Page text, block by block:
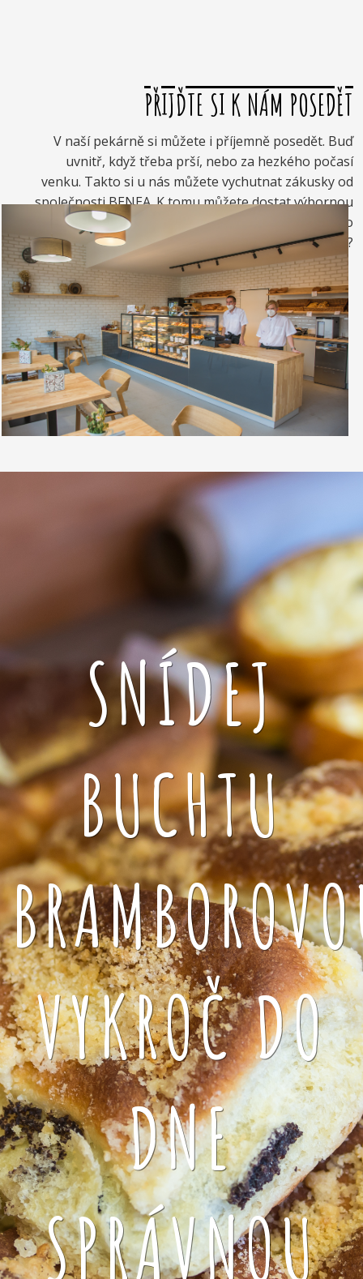
PŘIJĎTE SI K NÁM POSEDĚT
V naší pekárně si můžete i příjemně posedět. Buď
uvnitř, když třeba prší, nebo za hezkého počasí
venku. Takto si u nás můžete vychutnat zákusky od
společnosti BENEA. K tomu můžete dostat výbornou
kávou. Nebo si raději dáte zrmzlinový pohár nebo
vynikající točenou zmrzlinu?
SNÍDEJ
BUCHTU
VYKROČ DO
DNE
SPRÁVNOU